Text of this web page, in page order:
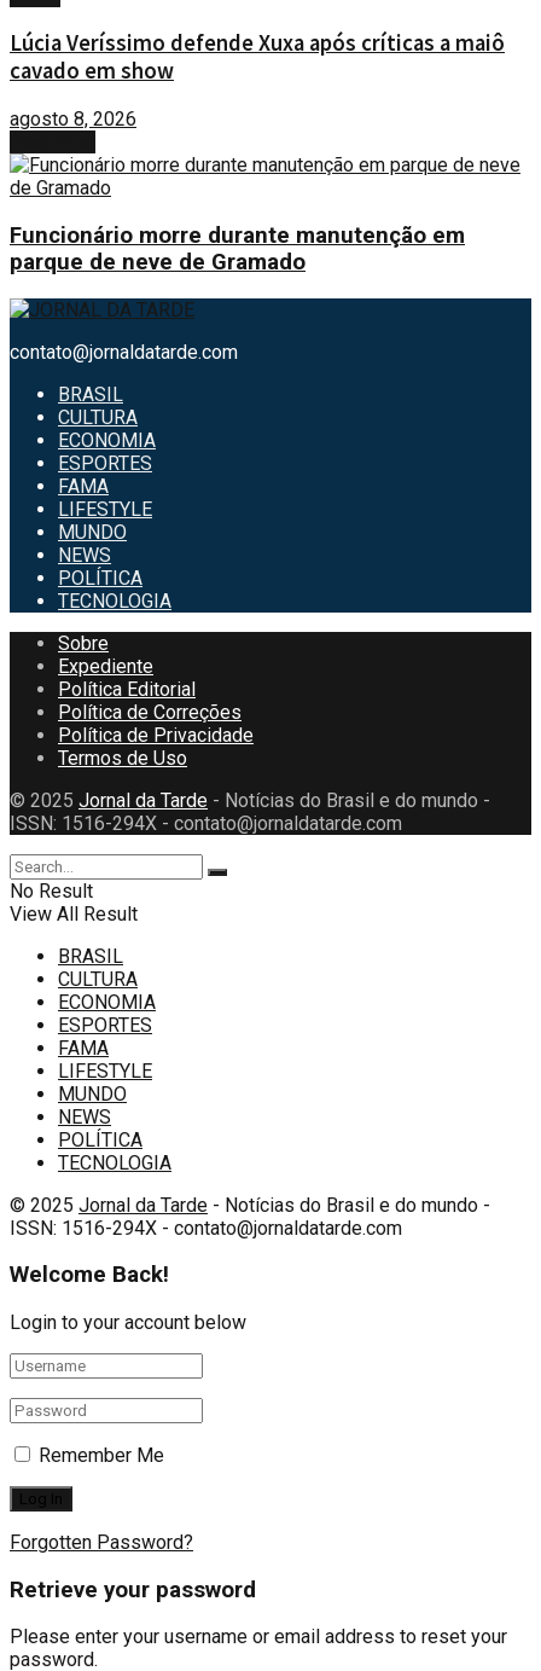
Lúcia Veríssimo defende Xuxa após críticas a maiô
cavado em show
agosto 8, 2026
Funcionário morre durante manutenção em
parque de neve de Gramado
contato@jornaldatarde.com
BRASIL
CULTURA
ECONOMIA
ESPORTES
FAMA
LIFESTYLE
MUNDO
NEWS
POLÍTICA
TECNOLOGIA
Sobre
Expediente
Política Editorial
Política de Correções
Política de Privacidade
Termos de Uso
© 2025 Jornal da Tarde - Notícias do Brasil e do mundo -
ISSN: 1516-294X - contato@jornaldatarde.com
No Result
View All Result
BRASIL
CULTURA
ECONOMIA
ESPORTES
FAMA
LIFESTYLE
MUNDO
NEWS
POLÍTICA
TECNOLOGIA
© 2025 Jornal da Tarde - Notícias do Brasil e do mundo -
ISSN: 1516-294X - contato@jornaldatarde.com
Welcome Back!
Login to your account below
Remember Me
Forgotten Password?
Retrieve your password
Please enter your username or email address to reset your
password.